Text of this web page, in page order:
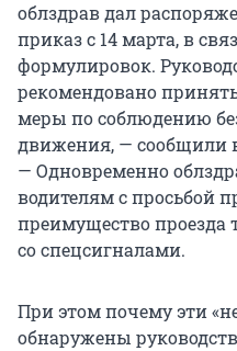
облздрав дал
приказ с 14 марта, в
формулировок.
рекомендовано
меры по соблюдению
движения, — сообщили
— Одновременно
водителям с просьбой
преимущество проезда
со спецсигналами.
При этом почему эти
обнаружены